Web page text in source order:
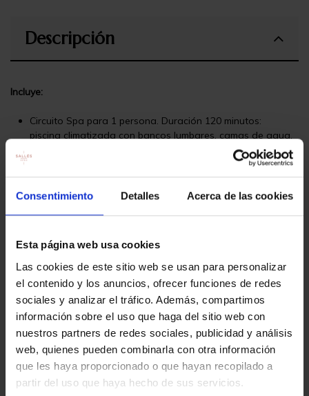
Consentimiento Detalles Acerca de las cookies
Esta página web usa cookies
Las cookies de este sitio web se usan para personalizar
el contenido y los anuncios, ofrecer funciones de redes
sociales y analizar el tráfico. Además, compartimos
información sobre el uso que haga del sitio web con
nuestros partners de redes sociales, publicidad y análisis
web, quienes pueden combinarla con otra información
que les haya proporcionado o que hayan recopilado a
partir del uso que haya hecho de sus servicios.
Descripción
Incluye:
Circuito Spa para 1 persona. Duración 120 minutos:
piscina climatizada con bancos lumbares, camas de agua,
cascadas, jacuzzi, duchas de sensaciones, pediluvio,
cueva de hielo, cueva con tumbonas con rayos
infrarrojos, sauna finlandesa y hammam-baño de vapor.
Almuerzo para 1 persona en el Restaurante Aurum.
Horario Spa: todos los días de 10.00 a 14.00h.
El hotel pone a su disposición: albornoz, toalla, zapatillas y
gorro de baño. Acceso solo adultos.
Horario Restaurante Almarí:todos los días, almuerzos de 13 a
15.30 horas
Condiciones de utilización: